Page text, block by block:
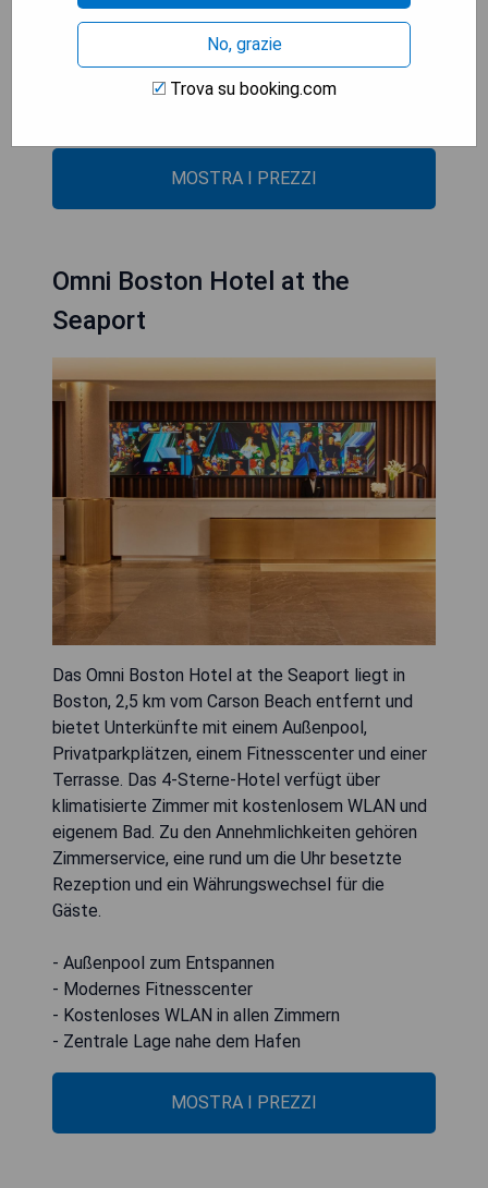
- Zentrale Lage im Theaterviertel
- Nahe zu wichtigen Sehenswürdigkeiten
- On-Site-Restaurant verfügbar
- Historisches Hotel mit Charme
MOSTRA I PREZZI
Omni Boston Hotel at the
Seaport
Das Omni Boston Hotel at the Seaport liegt in
Boston, 2,5 km vom Carson Beach entfernt und
bietet Unterkünfte mit einem Außenpool,
Privatparkplätzen, einem Fitnesscenter und einer
Terrasse. Das 4-Sterne-Hotel verfügt über
klimatisierte Zimmer mit kostenlosem WLAN und
eigenem Bad. Zu den Annehmlichkeiten gehören
Zimmerservice, eine rund um die Uhr besetzte
Rezeption und ein Währungswechsel für die
Gäste.
- Außenpool zum Entspannen
- Modernes Fitnesscenter
- Kostenloses WLAN in allen Zimmern
- Zentrale Lage nahe dem Hafen
MOSTRA I PREZZI
No, grazie
Trova su booking.com